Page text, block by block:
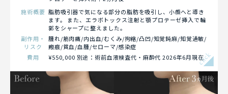
施術概要 脂肪吸引器で気になる部分の脂肪を吸引し、小顔へと導き
ます。 また、エラボトックス注射と顎プロテーゼ挿入で輪
郭をシャープに整えました。
副作用・
リスク
腫れ/筋肉痛/内出血/むくみ/拘縮/凸凹/知覚鈍麻/知覚過敏/
瘢痕/貧血/血腫/セローマ/感染症
費用
¥550,000 別途：術前血液検査代・麻酔代 2026年6月現在click